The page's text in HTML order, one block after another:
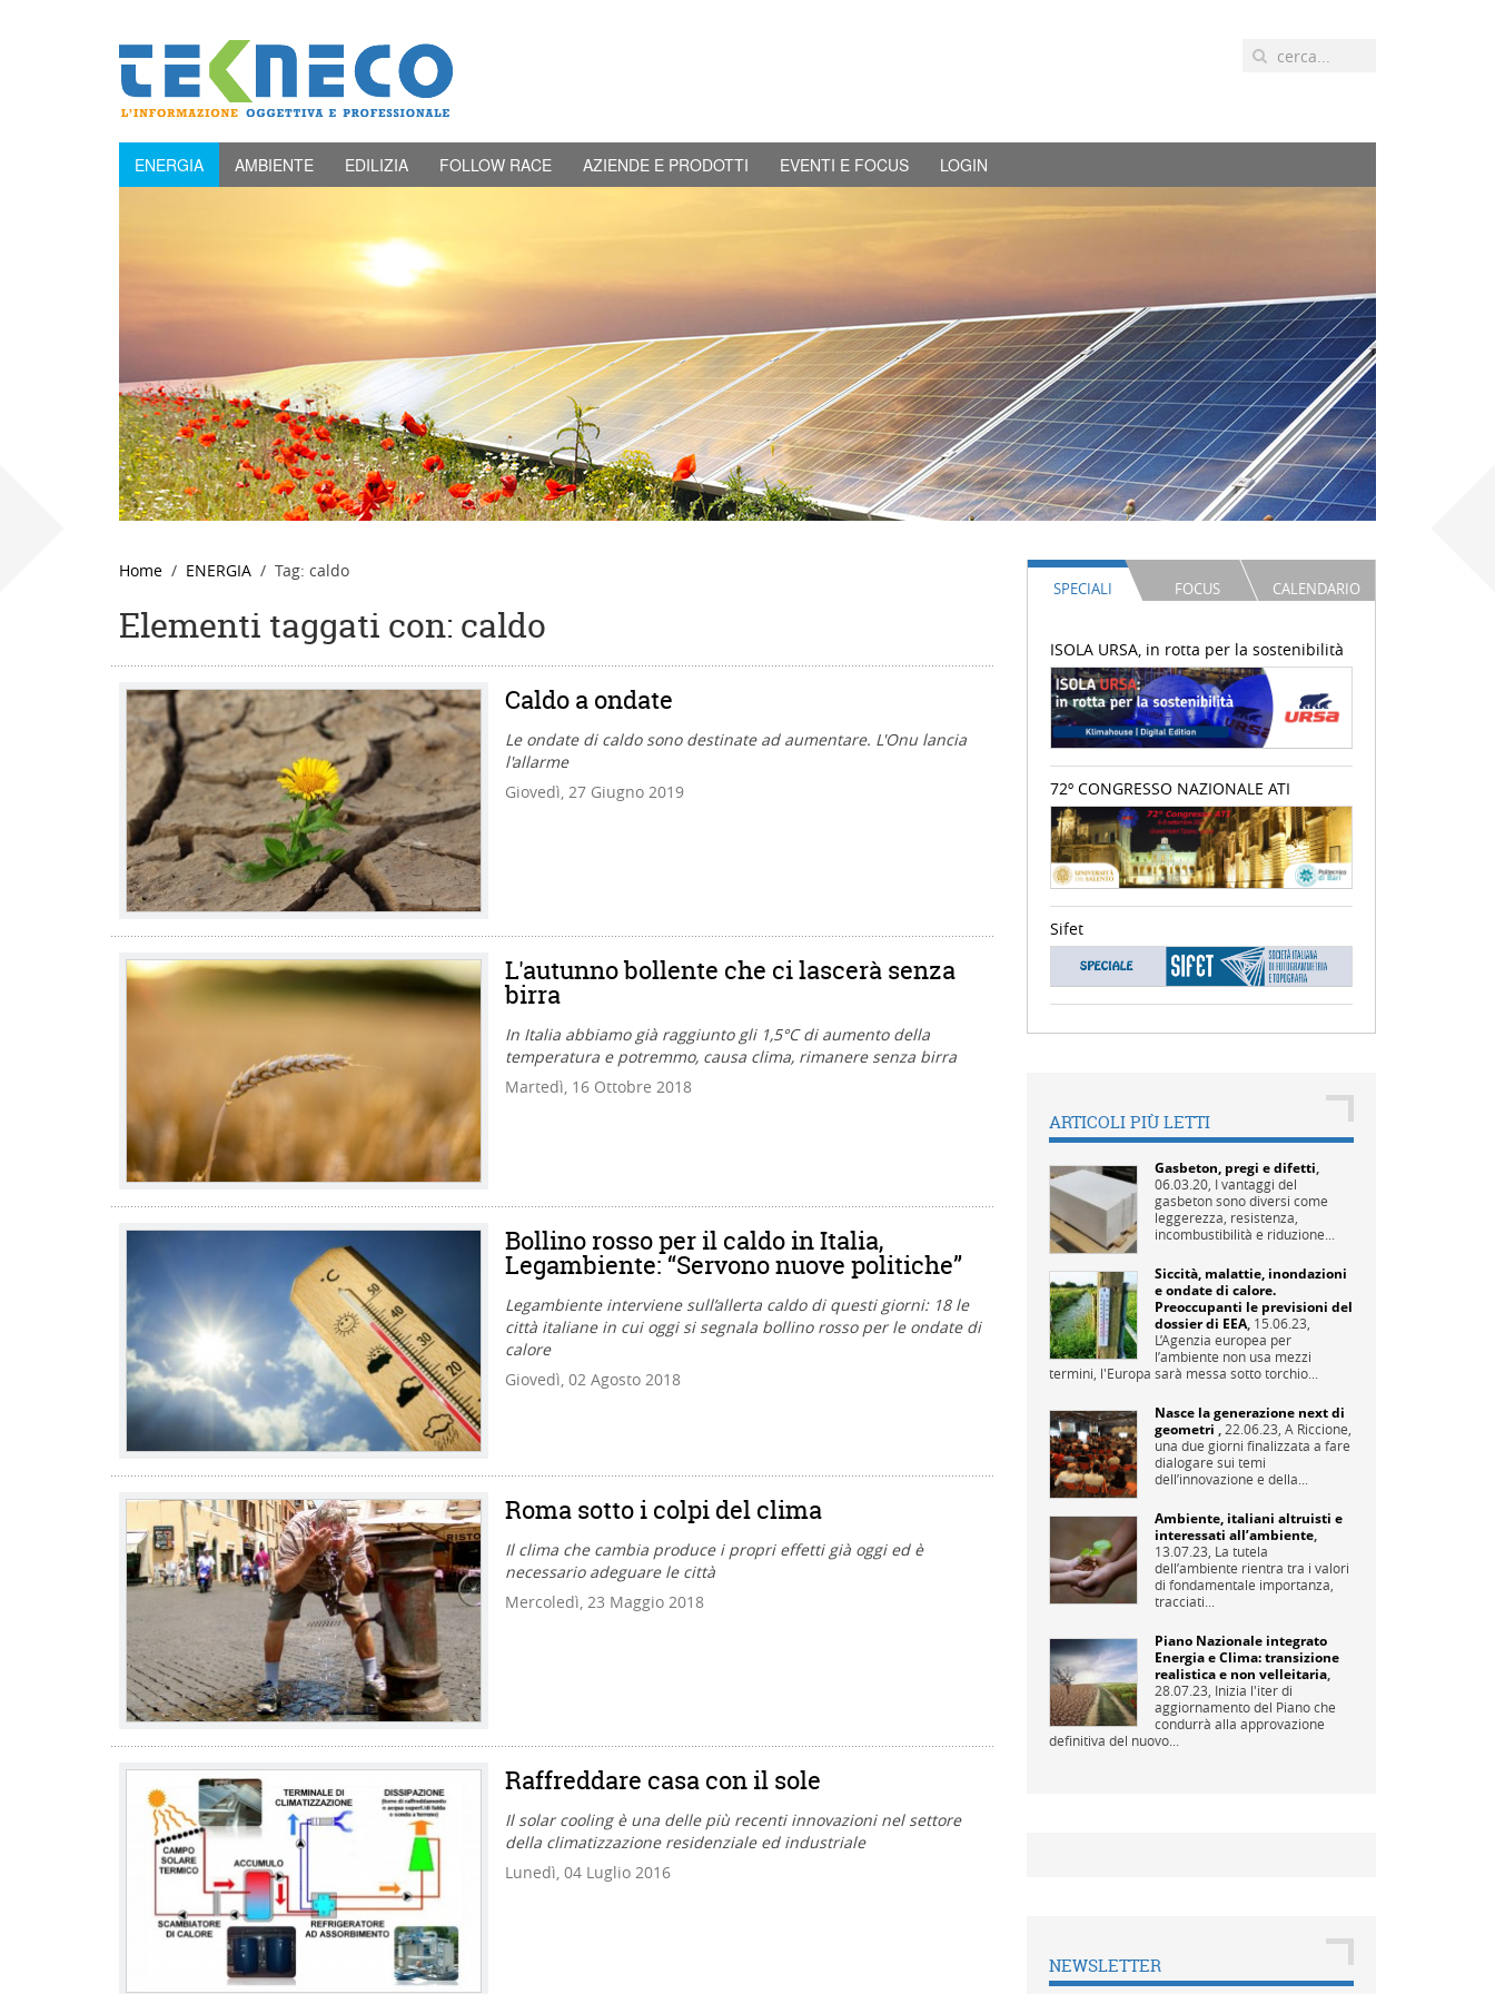
ENERGIA AMBIENTE EDILIZIA FOLLOW RACE AZIENDE E PRODOTTI EVENTI E FOCUS LOGIN
Home ENERGIA Tag: caldo
Elementi taggati con: caldo
Caldo a ondate
Le ondate di caldo sono destinate ad aumentare. L'Onu lancia
l'allarme
Giovedì, 27 Giugno 2019
L'autunno bollente che ci lascerà senza
birra
In Italia abbiamo già raggiunto gli 1,5°C di aumento della
temperatura e potremmo, causa clima, rimanere senza birra
Martedì, 16 Ottobre 2018
Bollino rosso per il caldo in Italia,
Legambiente: “Servono nuove politiche”
Legambiente interviene sull’allerta caldo di questi giorni: 18 le
città italiane in cui oggi si segnala bollino rosso per le ondate di
calore
Giovedì, 02 Agosto 2018
Roma sotto i colpi del clima
Il clima che cambia produce i propri effetti già oggi ed è
necessario adeguare le città
Mercoledì, 23 Maggio 2018
Raffreddare casa con il sole
Il solar cooling è una delle più recenti innovazioni nel settore
della climatizzazione residenziale ed industriale
Lunedì, 04 Luglio 2016
SPECIALI FOCUS CALENDARIO
ISOLA URSA, in rotta per la sostenibilità
72º CONGRESSO NAZIONALE ATI
Sifet
ARTICOLI PIÙ LETTI
Gasbeton, pregi e difetti,
06.03.20, I vantaggi del
gasbeton sono diversi come
leggerezza, resistenza,
incombustibilità e riduzione...
Siccità, malattie, inondazioni
e ondate di calore.
Preoccupanti le previsioni del
dossier di EEA, 15.06.23,
L’Agenzia europea per
l’ambiente non usa mezzi
termini, l'Europa sarà messa sotto torchio...
Nasce la generazione next di
geometri , 22.06.23, A Riccione,
una due giorni finalizzata a fare
dialogare sui temi
dell’innovazione e della...
Ambiente, italiani altruisti e
interessati all’ambiente,
13.07.23, La tutela
dell’ambiente rientra tra i valori
di fondamentale importanza,
tracciati...
Piano Nazionale integrato
Energia e Clima: transizione
realistica e non velleitaria,
28.07.23, Inizia l'iter di
aggiornamento del Piano che
condurrà alla approvazione
definitiva del nuovo...
NEWSLETTER